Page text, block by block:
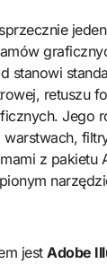
stanowi
retuszu
Jego
z pakietu
jestAdobe